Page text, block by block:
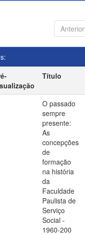
Anterior
Título
O passado
sempre
presente:
As
concepções
de
formação
na história
da
Faculdade
Paulista de
Serviço
Social -
1960-200